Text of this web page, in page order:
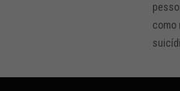
como